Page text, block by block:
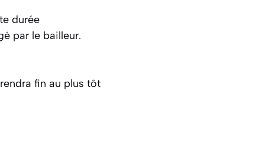
durée
par le bailleur.
fin au plus tôt